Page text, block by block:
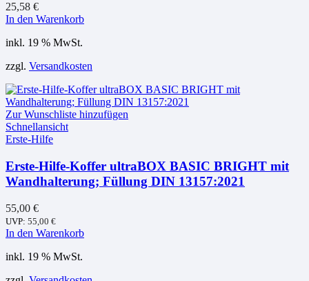
25,58 €
In den Warenkorb
inkl. 19 % MwSt.
zzgl. Versandkosten
Zur Wunschliste hinzufügen
Schnellansicht
Erste-Hilfe
Erste-Hilfe-Koffer ultraBOX BASIC BRIGHT mit
Wandhalterung; Füllung DIN 13157:2021
55,00 €
UVP: 55,00 €
In den Warenkorb
inkl. 19 % MwSt.